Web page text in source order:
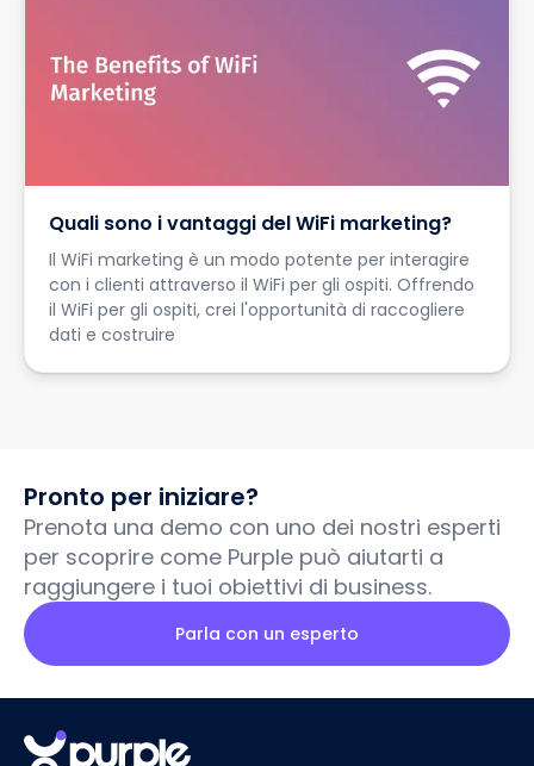
Quali sono i vantaggi del WiFi marketing?
Il WiFi marketing è un modo potente per interagire
con i clienti attraverso il WiFi per gli ospiti. Offrendo
il WiFi per gli ospiti, crei l'opportunità di raccogliere
dati e costruire
Pronto per iniziare?
Prenota una demo con uno dei nostri esperti
per scoprire come Purple può aiutarti a
raggiungere i tuoi obiettivi di business.
Parla con un esperto